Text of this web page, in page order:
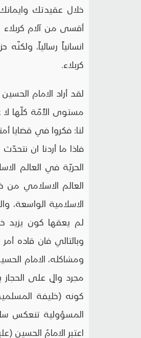
خلال عقيدتك
أقسى من آلام
انسانياً رسالياً،
كربلاء.
لقد أراد الامام
مستوى الأُمّة كلّها
لنا: فكروا في قضايا
فاذا ما أردنا ان
الحريّة في العالم
العالم الاسلامي من
الاسلامية الواسعة،
لم يعقها كون يزيد
وبالتالي فان قاده
ومشاكله، الامام
مجرد والٍ على الحجاز
كونه (خليفة
المسؤولية تنعكس
اعتبر الامامُ الحسين